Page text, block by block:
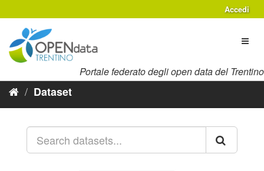
al
contenuto
Accedi
Portale federato degli open data del Trentino
Dataset